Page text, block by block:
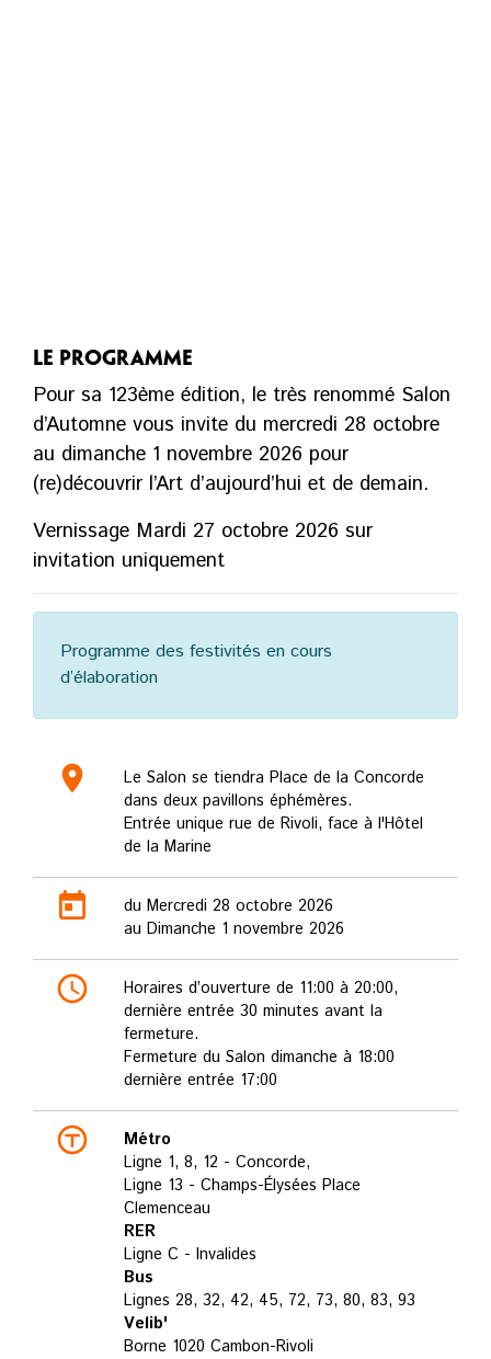
LE PROGRAMME
Pour sa 123ème édition, le très renommé Salon
d’Automne vous invite du mercredi 28 octobre
au dimanche 1 novembre 2026 pour
(re)découvrir l’Art d’aujourd’hui et de demain.
Vernissage Mardi 27 octobre 2026 sur
invitation uniquement
Programme des festivités en cours
d’élaboration
Le Salon se tiendra Place de la Concorde
dans deux pavillons éphémères.
Entrée unique rue de Rivoli, face à l'Hôtel
de la Marine
du Mercredi 28 octobre 2026
au Dimanche 1 novembre 2026
Horaires d’ouverture de 11:00 à 20:00,
dernière entrée 30 minutes avant la
fermeture.
Fermeture du Salon dimanche à 18:00
dernière entrée 17:00
Métro
Ligne 1, 8, 12 - Concorde,
Ligne 13 - Champs-Élysées Place
Clemenceau
RER
Ligne C - Invalides
Bus
Lignes 28, 32, 42, 45, 72, 73, 80, 83, 93
Velib'
Borne 1020 Cambon-Rivoli